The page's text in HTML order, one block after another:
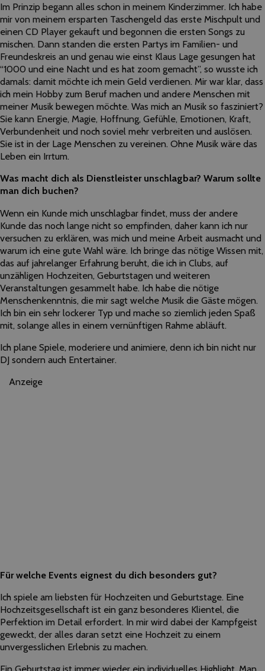
Im Prinzip begann alles schon in meinem Kinderzimmer. Ich habe
mir von meinem ersparten Taschengeld das erste Mischpult und
einen CD Player gekauft und begonnen die ersten Songs zu
mischen. Dann standen die ersten Partys im Familien- und
Freundeskreis an und genau wie einst Klaus Lage gesungen hat
“1000 und eine Nacht und es hat zoom gemacht”, so wusste ich
damals: damit möchte ich mein Geld verdienen. Mir war klar, dass
ich mein Hobby zum Beruf machen und andere Menschen mit
meiner Musik bewegen möchte. Was mich an Musik so fasziniert?
Sie kann Energie, Magie, Hoffnung, Gefühle, Emotionen, Kraft,
Verbundenheit und noch soviel mehr verbreiten und auslösen.
Sie ist in der Lage Menschen zu vereinen. Ohne Musik wäre das
Leben ein Irrtum.
Was macht dich als Dienstleister unschlagbar? Warum sollte
man dich buchen?
Wenn ein Kunde mich unschlagbar findet, muss der andere
Kunde das noch lange nicht so empfinden, daher kann ich nur
versuchen zu erklären, was mich und meine Arbeit ausmacht und
warum ich eine gute Wahl wäre. Ich bringe das nötige Wissen mit,
das auf jahrelanger Erfahrung beruht, die ich in Clubs, auf
unzähligen Hochzeiten, Geburtstagen und weiteren
Veranstaltungen gesammelt habe. Ich habe die nötige
Menschenkenntnis, die mir sagt welche Musik die Gäste mögen.
Ich bin ein sehr lockerer Typ und mache so ziemlich jeden Spaß
mit, solange alles in einem vernünftigen Rahme abläuft.
Ich plane Spiele, moderiere und animiere, denn ich bin nicht nur
DJ sondern auch Entertainer.
Anzeige
Für welche Events eignest du dich besonders gut?
Ich spiele am liebsten für Hochzeiten und Geburtstage. Eine
Hochzeitsgesellschaft ist ein ganz besonderes Klientel, die
Perfektion im Detail erfordert. In mir wird dabei der Kampfgeist
geweckt, der alles daran setzt eine Hochzeit zu einem
unvergesslichen Erlebnis zu machen.